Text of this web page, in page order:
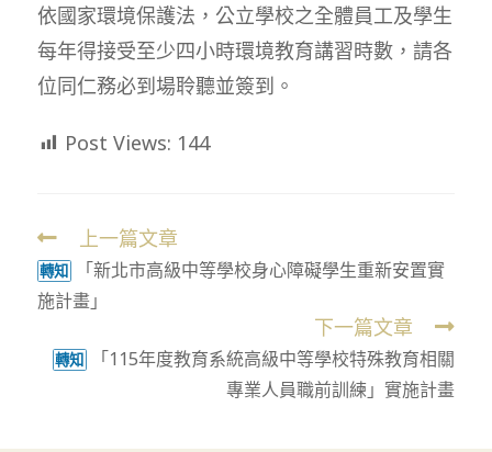
依國家環境保護法，公立學校之全體員工及學生
每年得接受至少四小時環境教育講習時數，請各
位同仁務必到場聆聽並簽到。
Post Views: 144
Read
more
articles
上一篇文章
轉知
「新北市高級中等學校身心障礙學生重新安置實
施計畫」
下一篇文章
轉知
「115年度教育系統高級中等學校特殊教育相關
專業人員職前訓練」實施計畫